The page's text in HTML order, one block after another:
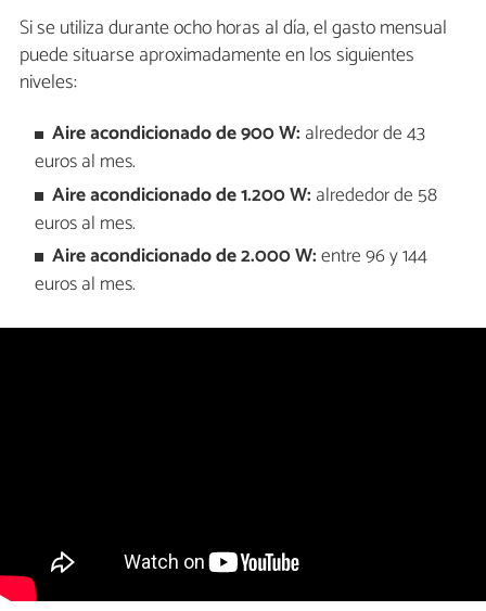
Si se utiliza durante ocho horas al día, el gasto mensual
puede situarse aproximadamente en los siguientes
niveles:
Aire acondicionado de 900 W: alrededor de 43
euros al mes.
Aire acondicionado de 1.200 W: alrededor de 58
euros al mes.
Aire acondicionado de 2.000 W:entre 96 y 144
euros al mes.